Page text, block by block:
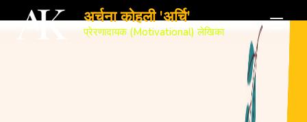
अर्चना कोहली 'अर्चि'
प्रेरणादायक (Motivational) लेखिका